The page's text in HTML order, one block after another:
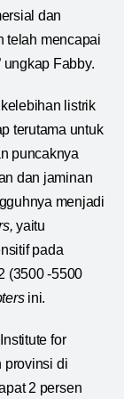
dan
telah mencapai
ungkap Fabby.
listrik
terutama untuk
puncaknya
dan jaminan
menjadi
yaitu
pada
(3500 -5500
ini.
for
provinsi di
2 persen